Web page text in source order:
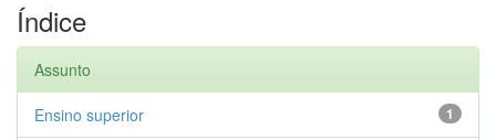
Índice
Assunto
1
Ensino superior